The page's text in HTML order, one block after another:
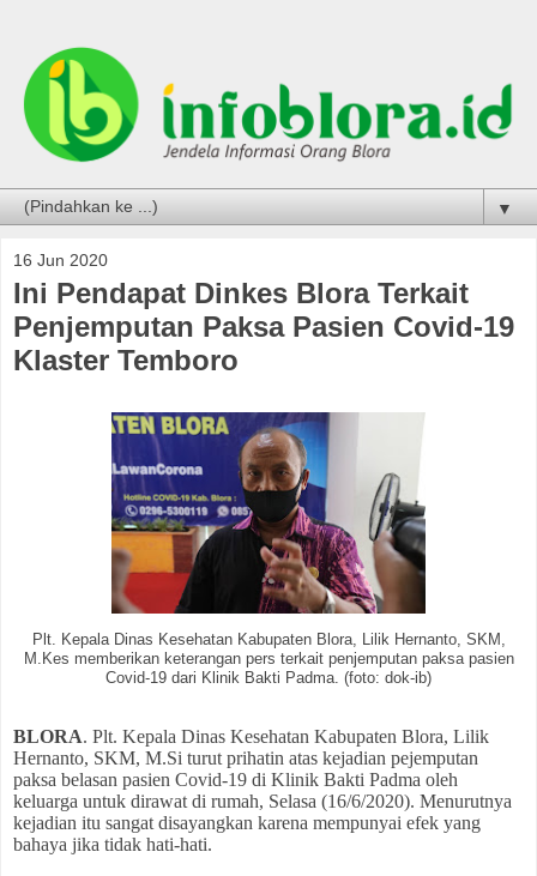
▼
16 Jun 2020
Ini Pendapat Dinkes Blora Terkait
Penjemputan Paksa Pasien Covid-19
Klaster Temboro
Plt. Kepala Dinas Kesehatan Kabupaten Blora, Lilik Hernanto, SKM,
M.Kes memberikan keterangan pers terkait penjemputan paksa pasien
Covid-19 dari Klinik Bakti Padma. (foto: dok-ib)
BLORA. Plt. Kepala Dinas Kesehatan Kabupaten Blora, Lilik
Hernanto, SKM, M.Si turut prihatin atas kejadian pejemputan
paksa belasan pasien Covid-19 di Klinik Bakti Padma oleh
keluarga untuk dirawat di rumah, Selasa (16/6/2020). Menurutnya
kejadian itu sangat disayangkan karena mempunyai efek yang
bahaya jika tidak hati-hati.